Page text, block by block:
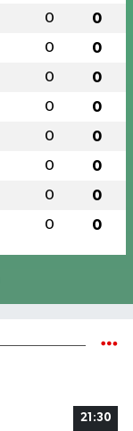
0 0
0 0
0 0
0 0
0 0
0 0
0 0
0 0
21:30